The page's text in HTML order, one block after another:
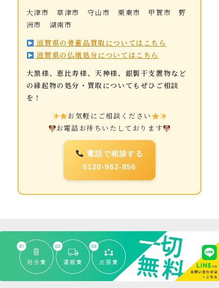
大津市 草津市 守山市 栗東市 甲賀市 野
洲市 湖南市
滋賀県の骨董品買取についてはこちら
滋賀県の仏壇処分についてはこちら
大黒様、恵比寿様、天神様、銀製干支置物など
の縁起物の処分・買取についてもぜひご相談
を！
お気軽にご相談ください
お電話お待ちいたしております
電話で相談する
0120-962-856